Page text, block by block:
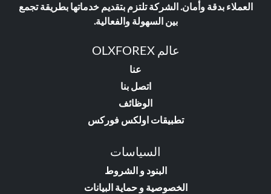
العملاء بدقة وأمان. الشركة تلتزم بتقديم خدماتها بطريقة تجمع
بين السهولة والفعالية.
عالم OLXFOREX
عنا
اتصل بنا
الوظائف
تطبيقات اولكس فوركس
السياسات
البنود و الشروط
الخصوصية و حماية البيانات